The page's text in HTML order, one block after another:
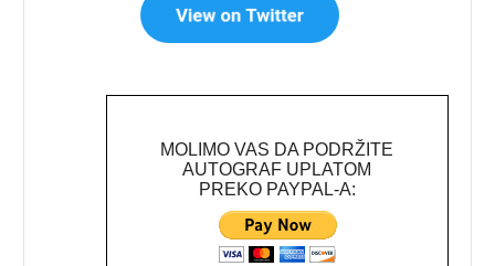
MOLIMO VAS DA PODRŽITE
AUTOGRAF UPLATOM
PREKO PAYPAL-A: